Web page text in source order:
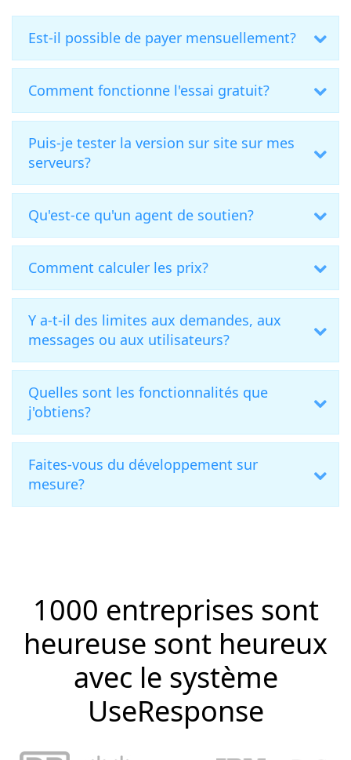
Est-il possible de payer mensuellement?
Comment fonctionne l'essai gratuit?
Puis-je tester la version sur site sur mes
serveurs?
Qu'est-ce qu'un agent de soutien?
Comment calculer les prix?
Y a-t-il des limites aux demandes, aux
messages ou aux utilisateurs?
Quelles sont les fonctionnalités que
j'obtiens?
Faites-vous du développement sur
mesure?
1000 entreprises sont
heureuse sont heureux
avec le système
UseResponse